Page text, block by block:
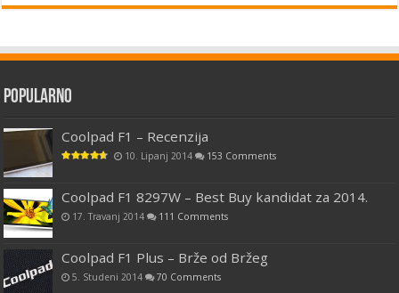
Popularno
Coolpad F1 – Recenzija
10. Lipanj 2014 153 Comments
Coolpad F1 8297W – Best Buy kandidat za 2014.
17. Travanj 2014 111 Comments
Coolpad F1 Plus – Brže od Bržeg
5. Studeni 2014 70 Comments